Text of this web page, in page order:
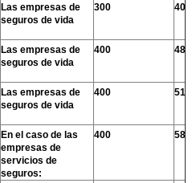
Las empresas de
seguros de vida
300 405
Las empresas de
seguros de vida
400 480
Las empresas de
seguros de vida
400 510
En el caso de las
empresas de
servicios de
seguros:
400 580